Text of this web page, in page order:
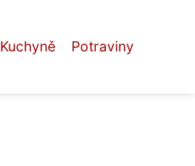
Kuchyně Potraviny